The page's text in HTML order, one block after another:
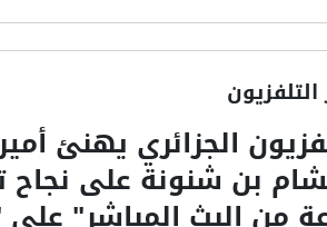
التلفزيون
الجزائري يهنئ